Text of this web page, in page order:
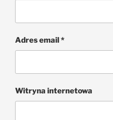
Adres email*
Witryna internetowa